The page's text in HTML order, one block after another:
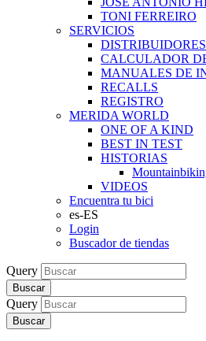
TONI FERREIRO
SERVICIOS
CALCULADOR
MANUALES DE
RECALLS
REGISTRO
MERIDA WORLD
ONE OF A KIND
BEST IN TEST
HISTORIAS
VIDEOS
Encuentra tu bici
es-ES
Login
Buscador de tiendas
Query
Buscar
Query
Buscar